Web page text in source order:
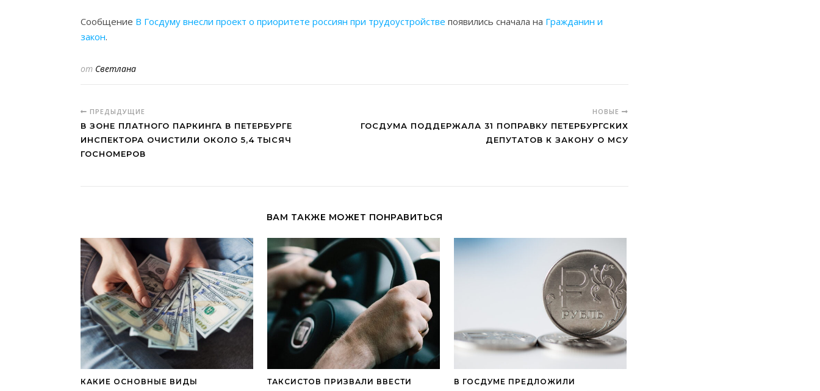
Сообщение В Госдуму внесли проект о приоритете россиян при трудоустройстве появились сначала на Гражданин и
закон.
от Светлана
ПРЕДЫДУЩИЕ
В ЗОНЕ ПЛАТНОГО ПАРКИНГА В ПЕТЕРБУРГЕ
ИНСПЕКТОРА ОЧИСТИЛИ ОКОЛО 5,4 ТЫСЯЧ
ГОСНОМЕРОВ
НОВЫЕ
ГОСДУМА ПОДДЕРЖАЛА 31 ПОПРАВКУ ПЕТЕРБУРГСКИХ
ДЕПУТАТОВ К ЗАКОНУ О МСУ
ВАМ ТАКЖЕ МОЖЕТ ПОНРАВИТЬСЯ
КАКИЕ ОСНОВНЫЕ ВИДЫ
ТАКСИСТОВ ПРИЗВАЛИ ВВЕСТИ
В ГОСДУМЕ ПРЕДЛОЖИЛИ